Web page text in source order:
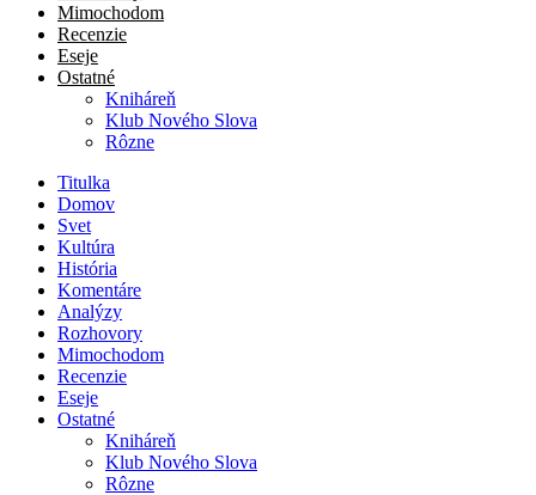
Mimochodom
Recenzie
Eseje
Ostatné
Kniháreň
Klub Nového Slova
Rôzne
Titulka
Domov
Svet
Kultúra
História
Komentáre
Analýzy
Rozhovory
Mimochodom
Recenzie
Eseje
Ostatné
Kniháreň
Klub Nového Slova
Rôzne